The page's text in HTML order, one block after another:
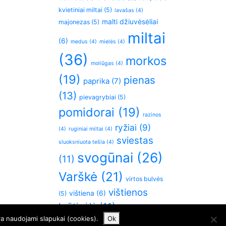
kvietiniai miltai (5) lavašas (4)
majonezas (5) malti džiuvėsėliai
(6) medus (4) mielės (4)
miltai
(36)
moliūgas (4) morkos
(19) paprika (7) pienas
(13) pievagrybiai (5)
pomidorai (19) razinos
(4) ruginiai miltai (4) ryžiai (9)
sluoksniuota tešla (4) sviestas
(11) svogūnai (26)
Varškė (21) virtos bulvės
(5) vištiena (6) vištienos
krūtinėlė(11)
naudojami slapukai (cookies). Ok